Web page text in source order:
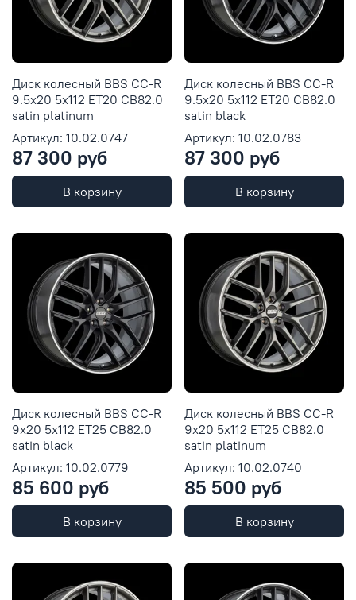
Диск колесный BBS CC-R
9.5x20 5x112 ET20 CB82.0
satin platinum
Артикул: 10.02.0747
87 300 руб
В корзину
Диск колесный BBS CC-R
9.5x20 5x112 ET20 CB82.0
satin black
Артикул: 10.02.0783
87 300 руб
В корзину
Диск колесный BBS CC-R
9x20 5x112 ET25 CB82.0
satin black
Артикул: 10.02.0779
85 600 руб
В корзину
Диск колесный BBS CC-R
9x20 5x112 ET25 CB82.0
satin platinum
Артикул: 10.02.0740
85 500 руб
В корзину